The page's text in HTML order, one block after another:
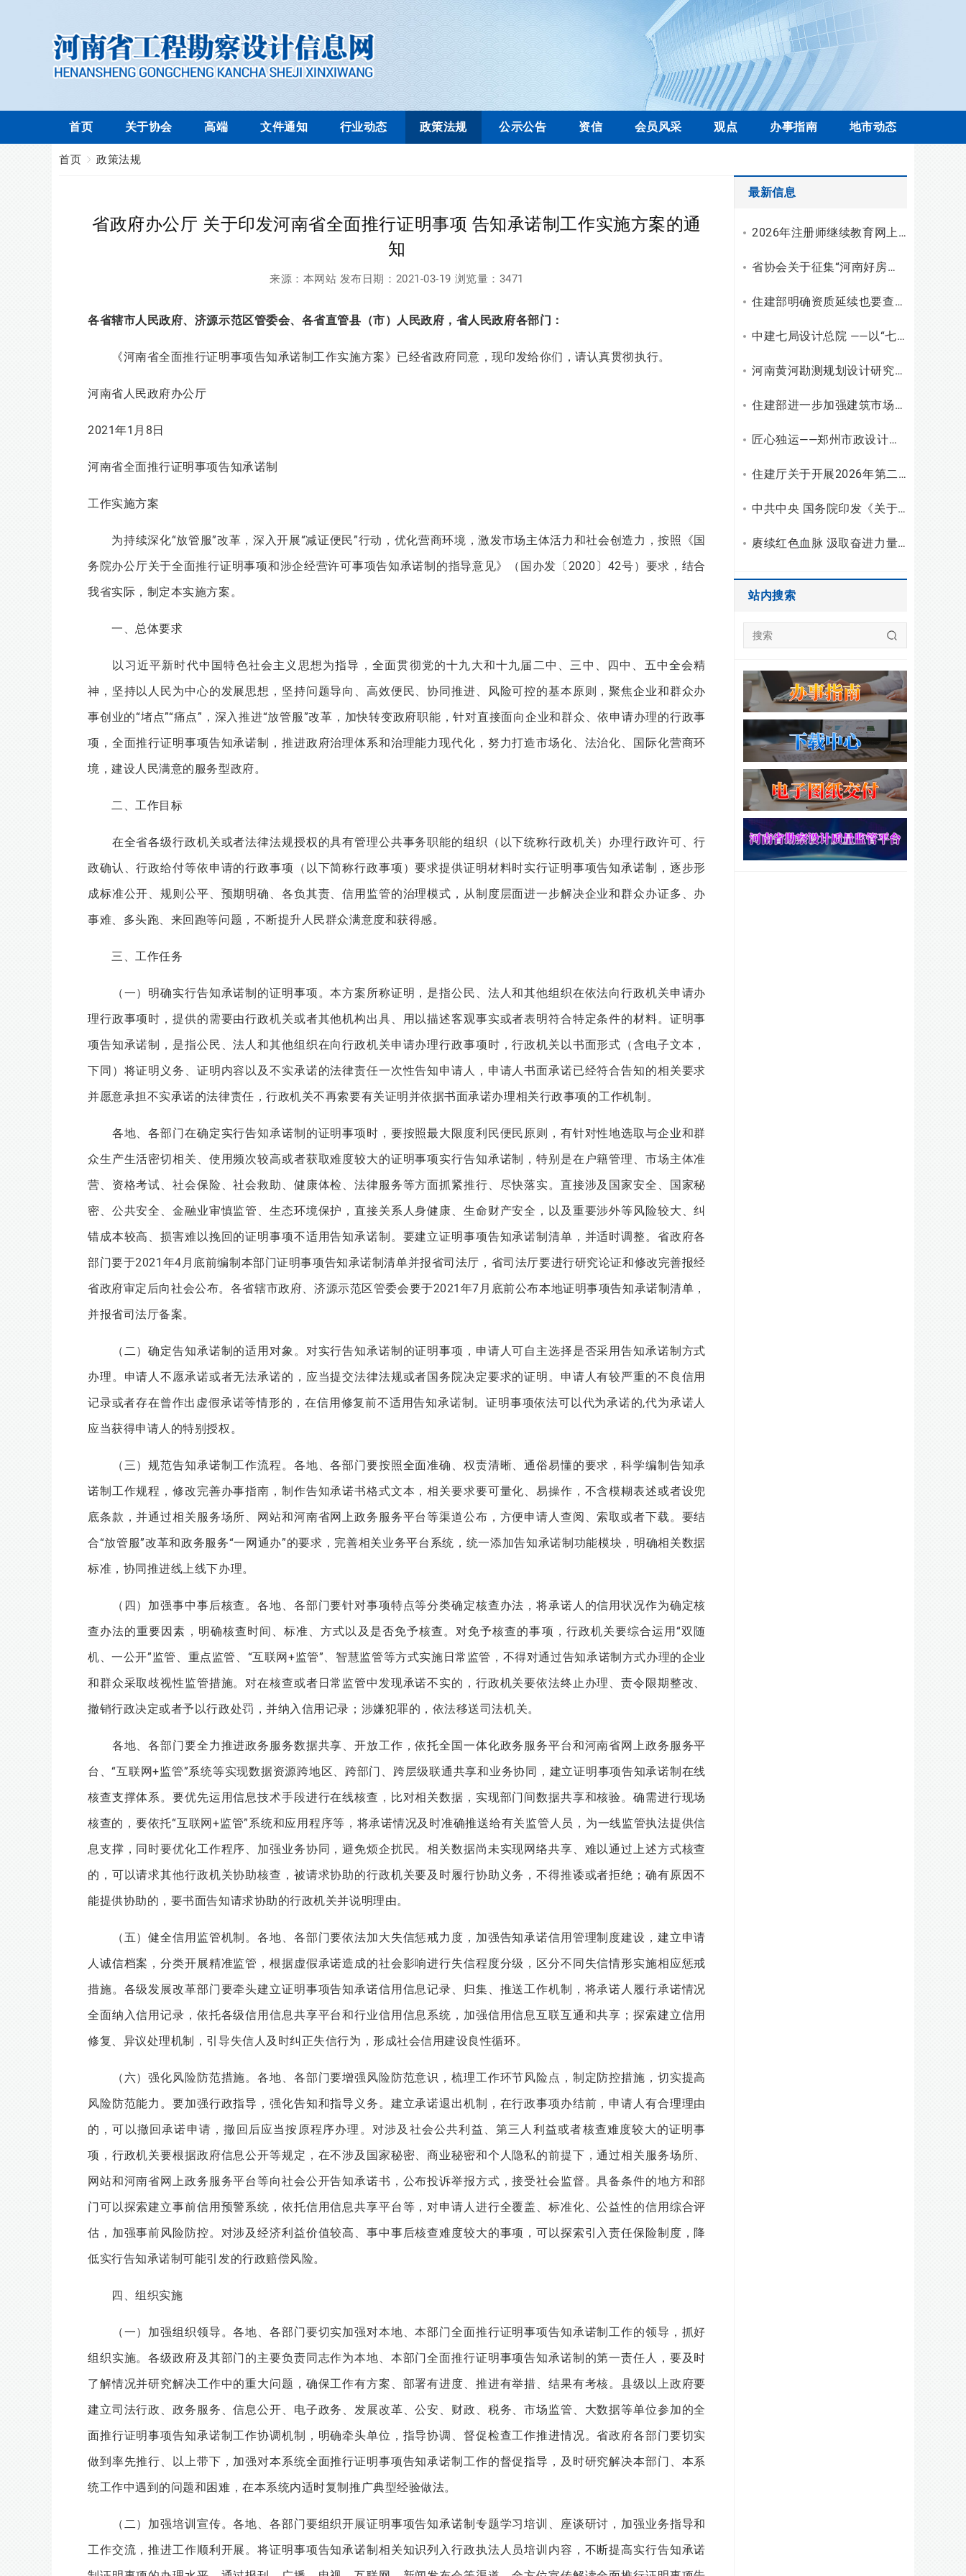
首页 关于协会 高端 文件通知 行业动态 政策法规 公示公告 资信 会员风采 观点 办事指南 地市动态
首页 政策法规
省政府办公厅 关于印发河南省全面推行证明事项 告知承诺制工作实施方案的通
知
来源： 本网站 发布日期： 2021-03-19 浏览量： 3471
各省辖市人民政府、济源示范区管委会、各省直管县（市）人民政府，省人民政府各部门：
《河南省全面推行证明事项告知承诺制工作实施方案》已经省政府同意，现印发给你们，请认真贯彻执行。
河南省人民政府办公厅
2021年1月8日
河南省全面推行证明事项告知承诺制
工作实施方案
为持续深化“放管服”改革，深入开展“减证便民”行动，优化营商环境，激发市场主体活力和社会创造力，按照《国
务院办公厅关于全面推行证明事项和涉企经营许可事项告知承诺制的指导意见》（国办发〔2020〕42号）要求，结合
我省实际，制定本实施方案。
一、总体要求
以习近平新时代中国特色社会主义思想为指导，全面贯彻党的十九大和十九届二中、三中、四中、五中全会精
神，坚持以人民为中心的发展思想，坚持问题导向、高效便民、协同推进、风险可控的基本原则，聚焦企业和群众办
事创业的“堵点”“痛点”，深入推进“放管服”改革，加快转变政府职能，针对直接面向企业和群众、依申请办理的行政事
项，全面推行证明事项告知承诺制，推进政府治理体系和治理能力现代化，努力打造市场化、法治化、国际化营商环
境，建设人民满意的服务型政府。
二、工作目标
在全省各级行政机关或者法律法规授权的具有管理公共事务职能的组织（以下统称行政机关）办理行政许可、行
政确认、行政给付等依申请的行政事项（以下简称行政事项）要求提供证明材料时实行证明事项告知承诺制，逐步形
成标准公开、规则公平、预期明确、各负其责、信用监管的治理模式，从制度层面进一步解决企业和群众办证多、办
事难、多头跑、来回跑等问题，不断提升人民群众满意度和获得感。
三、工作任务
（一）明确实行告知承诺制的证明事项。本方案所称证明，是指公民、法人和其他组织在依法向行政机关申请办
理行政事项时，提供的需要由行政机关或者其他机构出具、用以描述客观事实或者表明符合特定条件的材料。证明事
项告知承诺制，是指公民、法人和其他组织在向行政机关申请办理行政事项时，行政机关以书面形式（含电子文本，
下同）将证明义务、证明内容以及不实承诺的法律责任一次性告知申请人，申请人书面承诺已经符合告知的相关要求
并愿意承担不实承诺的法律责任，行政机关不再索要有关证明并依据书面承诺办理相关行政事项的工作机制。
各地、各部门在确定实行告知承诺制的证明事项时，要按照最大限度利民便民原则，有针对性地选取与企业和群
众生产生活密切相关、使用频次较高或者获取难度较大的证明事项实行告知承诺制，特别是在户籍管理、市场主体准
营、资格考试、社会保险、社会救助、健康体检、法律服务等方面抓紧推行、尽快落实。直接涉及国家安全、国家秘
密、公共安全、金融业审慎监管、生态环境保护，直接关系人身健康、生命财产安全，以及重要涉外等风险较大、纠
错成本较高、损害难以挽回的证明事项不适用告知承诺制。要建立证明事项告知承诺制清单，并适时调整。省政府各
部门要于2021年4月底前编制本部门证明事项告知承诺制清单并报省司法厅，省司法厅要进行研究论证和修改完善报经
省政府审定后向社会公布。各省辖市政府、济源示范区管委会要于2021年7月底前公布本地证明事项告知承诺制清单，
并报省司法厅备案。
（二）确定告知承诺制的适用对象。对实行告知承诺制的证明事项，申请人可自主选择是否采用告知承诺制方式
办理。申请人不愿承诺或者无法承诺的，应当提交法律法规或者国务院决定要求的证明。申请人有较严重的不良信用
记录或者存在曾作出虚假承诺等情形的，在信用修复前不适用告知承诺制。证明事项依法可以代为承诺的,代为承诺人
应当获得申请人的特别授权。
（三）规范告知承诺制工作流程。各地、各部门要按照全面准确、权责清晰、通俗易懂的要求，科学编制告知承
诺制工作规程，修改完善办事指南，制作告知承诺书格式文本，相关要求要可量化、易操作，不含模糊表述或者设兜
底条款，并通过相关服务场所、网站和河南省网上政务服务平台等渠道公布，方便申请人查阅、索取或者下载。要结
合“放管服”改革和政务服务“一网通办”的要求，完善相关业务平台系统，统一添加告知承诺制功能模块，明确相关数据
标准，协同推进线上线下办理。
（四）加强事中事后核查。各地、各部门要针对事项特点等分类确定核查办法，将承诺人的信用状况作为确定核
查办法的重要因素，明确核查时间、标准、方式以及是否免予核查。对免予核查的事项，行政机关要综合运用“双随
机、一公开”监管、重点监管、“互联网+监管”、智慧监管等方式实施日常监管，不得对通过告知承诺制方式办理的企业
和群众采取歧视性监管措施。对在核查或者日常监管中发现承诺不实的，行政机关要依法终止办理、责令限期整改、
撤销行政决定或者予以行政处罚，并纳入信用记录；涉嫌犯罪的，依法移送司法机关。
各地、各部门要全力推进政务服务数据共享、开放工作，依托全国一体化政务服务平台和河南省网上政务服务平
台、“互联网+监管”系统等实现数据资源跨地区、跨部门、跨层级联通共享和业务协同，建立证明事项告知承诺制在线
核查支撑体系。要优先运用信息技术手段进行在线核查，比对相关数据，实现部门间数据共享和核验。确需进行现场
核查的，要依托“互联网+监管”系统和应用程序等，将承诺情况及时准确推送给有关监管人员，为一线监管执法提供信
息支撑，同时要优化工作程序、加强业务协同，避免烦企扰民。相关数据尚未实现网络共享、难以通过上述方式核查
的，可以请求其他行政机关协助核查，被请求协助的行政机关要及时履行协助义务，不得推诿或者拒绝；确有原因不
能提供协助的，要书面告知请求协助的行政机关并说明理由。
（五）健全信用监管机制。各地、各部门要依法加大失信惩戒力度，加强告知承诺信用管理制度建设，建立申请
人诚信档案，分类开展精准监管，根据虚假承诺造成的社会影响进行失信程度分级，区分不同失信情形实施相应惩戒
措施。各级发展改革部门要牵头建立证明事项告知承诺信用信息记录、归集、推送工作机制，将承诺人履行承诺情况
全面纳入信用记录，依托各级信用信息共享平台和行业信用信息系统，加强信用信息互联互通和共享；探索建立信用
修复、异议处理机制，引导失信人及时纠正失信行为，形成社会信用建设良性循环。
（六）强化风险防范措施。各地、各部门要增强风险防范意识，梳理工作环节风险点，制定防控措施，切实提高
风险防范能力。要加强行政指导，强化告知和指导义务。建立承诺退出机制，在行政事项办结前，申请人有合理理由
的，可以撤回承诺申请，撤回后应当按原程序办理。对涉及社会公共利益、第三人利益或者核查难度较大的证明事
项，行政机关要根据政府信息公开等规定，在不涉及国家秘密、商业秘密和个人隐私的前提下，通过相关服务场所、
网站和河南省网上政务服务平台等向社会公开告知承诺书，公布投诉举报方式，接受社会监督。具备条件的地方和部
门可以探索建立事前信用预警系统，依托信用信息共享平台等，对申请人进行全覆盖、标准化、公益性的信用综合评
估，加强事前风险防控。对涉及经济利益价值较高、事中事后核查难度较大的事项，可以探索引入责任保险制度，降
低实行告知承诺制可能引发的行政赔偿风险。
四、组织实施
（一）加强组织领导。各地、各部门要切实加强对本地、本部门全面推行证明事项告知承诺制工作的领导，抓好
组织实施。各级政府及其部门的主要负责同志作为本地、本部门全面推行证明事项告知承诺制的第一责任人，要及时
了解情况并研究解决工作中的重大问题，确保工作有方案、部署有进度、推进有举措、结果有考核。县级以上政府要
建立司法行政、政务服务、信息公开、电子政务、发展改革、公安、财政、税务、市场监管、大数据等单位参加的全
面推行证明事项告知承诺制工作协调机制，明确牵头单位，指导协调、督促检查工作推进情况。省政府各部门要切实
做到率先推行、以上带下，加强对本系统全面推行证明事项告知承诺制工作的督促指导，及时研究解决本部门、本系
统工作中遇到的问题和困难，在本系统内适时复制推广典型经验做法。
（二）加强培训宣传。各地、各部门要组织开展证明事项告知承诺制专题学习培训、座谈研讨，加强业务指导和
工作交流，推进工作顺利开展。将证明事项告知承诺制相关知识列入行政执法人员培训内容，不断提高实行告知承诺
最新信息
2026年注册师继续教育网上学习操作流程
省协会关于征集“河南好房子”优秀设计案例的通知
住建部明确资质延续也要查注册人员近两年申报轨迹
中建七局设计总院 ——以“七个一”红色教育厚植底蕴，凝聚高质量发展奋进力量
河南黄河勘测规划设计研究院有限公司招聘公告
住建部进一步加强建筑市场监管，持续优化建筑市场环境
匠心独运——郑州市政设计院典型案例系列之桥隧设计
住建厅关于开展2026年第二批河南省住房城乡建设科学技术计划项目结项验收工作的通知
中共中央 国务院印发《关于加强新时代社会工作的意见》
赓续红色血脉 汲取奋进力量——郑州大学综合设计院党支部联合公司人才流动总支赴豫南开展红色教育主题党日活动
站内搜索